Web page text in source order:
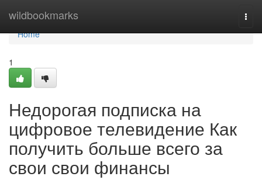
wildbookmarks
Home
Home
1
Недорогая подписка на
цифровое телевидение Как
получить больше всего за
свои свои финансы